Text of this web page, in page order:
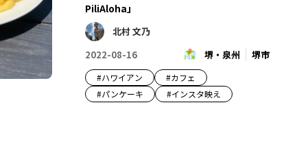
PiliAloha」
北村 文乃
2022-08-16
堺・泉州 堺市
#ハワイアン #カフェ
#パンケーキ #インスタ映え